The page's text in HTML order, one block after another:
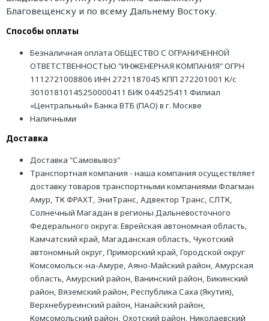
Благовещенску и по всему Дальнему Востоку.
Способы оплаты
Безналичная оплата ОБЩЕСТВО С ОГРАНИЧЕННОЙ
ОТВЕТСТВЕННОСТЬЮ "ИНЖЕНЕРНАЯ КОМПАНИЯ" ОГРН
1112721008806 ИНН 2721187045 КПП 272201001 К/с
30101810145250000411 БИК 044525411 Филиал
«Центральный» Банка ВТБ (ПАО) в г. Москве
Наличными
Доставка
Доставка "Самовывоз"
Транспортная компания - наша компания осуществляет
доставку товаров транспортными компаниями Флагман
Амур, ТК ФРАХТ, ЭниТранс, Адвектор Транс, СЛТК,
Солнечный Магадан в регионы Дальневосточного
Федерального округа: Еврейская автономная область,
Камчатский край, Магаданская область, Чукотский
автономный округ, Приморский край, Городской округ
Комсомольск-на-Амуре, Аяно-Майский район, Амурская
область, Амурский район, Ванинский район, Бикинский
район, Вяземский район, Республика Саха (Якутия),
Верхнебуреинский район, Нанайский район,
Комсомольский район, Охотский район, Николаевский